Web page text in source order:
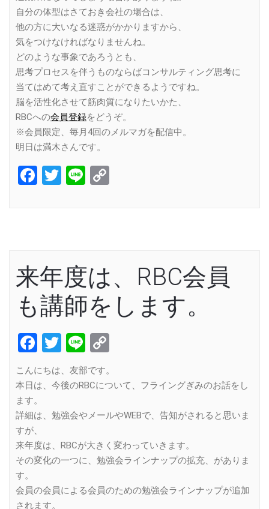
自分の体型はさておき会社の場合は、
他の方に大いなる迷惑がかかりますから、
気をつけなければなりませんね。
どのような事象であろうとも、
思考プロセスを伴うものならばコンサルティング思考に
当てはめて考え直すことができるようですね。
脳を活性化させて筋肉質になりたいかた、
RBCへの会員登録をどうぞ。
※会員限定、毎月4回のメルマガを配信中。
明日は満木さんです。
Facebook
Twitter
Line
来年度は、RBC会員
も講師をします。
Facebook
Twitter
Line
こんにちは、友部です。
本日は、今後のRBCについて、フライングぎみのお話をし
ます。
詳細は、勉強会やメールやWEBで、告知がされると思いま
すが、
来年度は、RBCが大きく変わっていきます。
その変化の一つに、勉強会ラインナップの拡充、がありま
す。
会員の会員による会員のための勉強会ラインナップが追加
されます。